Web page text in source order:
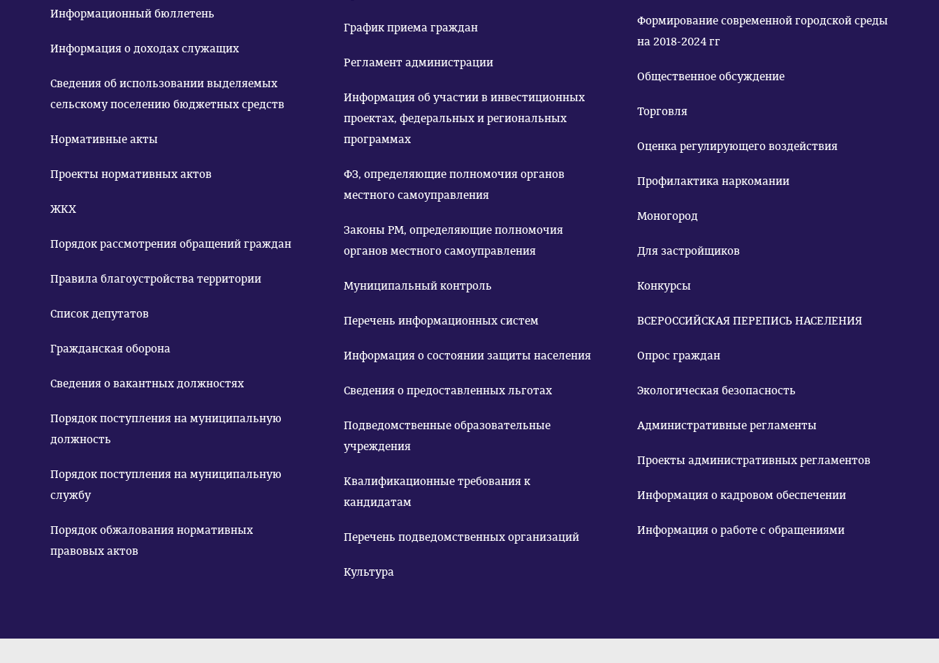
Информационный бюллетень
Информация о доходах служащих
Сведения об использовании выделяемых
сельскому поселению бюджетных средств
Нормативные акты
Проекты нормативных актов
ЖКХ
Порядок рассмотрения обращений граждан
Правила благоустройства территории
Список депутатов
Гражданская оборона
Сведения о вакантных должностях
Порядок поступления на муниципальную
должность
Порядок поступления на муниципальную
службу
Порядок обжалования нормативных
правовых актов
График приема граждан
Регламент администрации
Информация об участии в инвестиционных
проектах, федеральных и региональных
программах
ФЗ, определяющие полномочия органов
местного самоуправления
Законы РМ, определяющие полномочия
органов местного самоуправления
Муниципальный контроль
Перечень информационных систем
Информация о состоянии защиты населения
Сведения о предоставленных льготах
Подведомственные образовательные
учреждения
Квалификационные требования к
кандидатам
Перечень подведомственных организаций
Культура
Формирование современной городской среды
на 2018-2024 гг
Общественное обсуждение
Торговля
Оценка регулирующего воздействия
Профилактика наркомании
Моногород
Для застройщиков
Конкурсы
ВСЕРОССИЙСКАЯ ПЕРЕПИСЬ НАСЕЛЕНИЯ
Опрос граждан
Экологическая безопасность
Административные регламенты
Проекты административных регламентов
Информация о кадровом обеспечении
Информация о работе с обращениями